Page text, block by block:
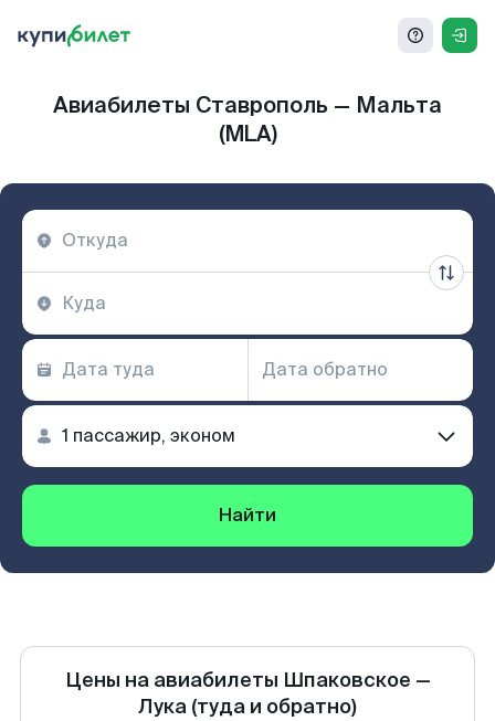
Авиабилеты Ставрополь — Мальта
(MLA)
Найти
Цены на авиабилеты Шпаковское —
Лука (туда и обратно)